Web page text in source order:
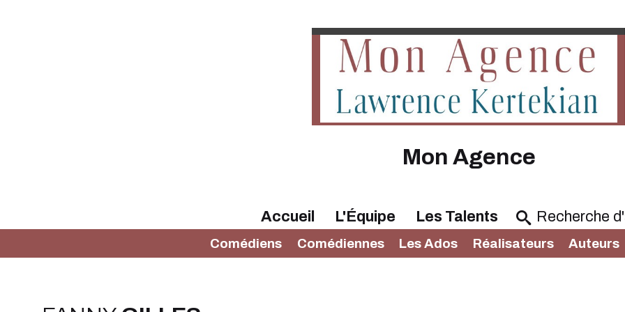
Mon Agence
Accueil L'Équipe Les Talents
Comédiens Comédiennes Les Ados Réalisateurs Auteurs